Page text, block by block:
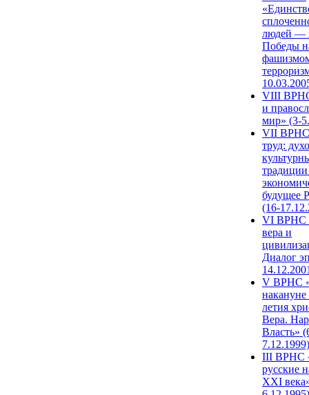
людей —
Победы
VIII
и
мир» (3-
VII ВРНС
труд:
будущее
(16-
VI ВРНС
вера и
Диалог
V ВРНС
накануне
летия
Вера.
Власть»
7.12.1999)
III ВРНС
русские
XXI